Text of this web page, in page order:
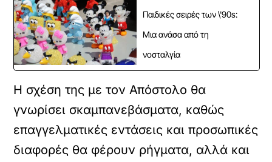
Παιδικές σειρές των \'90s:
Μια ανάσα από τη
νοσταλγία
Η σχέση της με τον Απόστολο θα
γνωρίσει σκαμπανεβάσματα, καθώς
επαγγελματικές εντάσεις και προσωπικές
διαφορές θα φέρουν ρήγματα, αλλά και